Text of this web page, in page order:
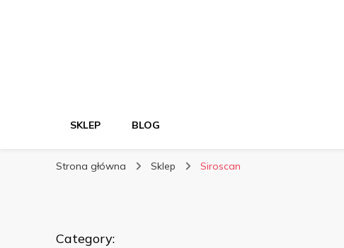
SKLEP BLOG
Strona główna Sklep Siroscan
Category: